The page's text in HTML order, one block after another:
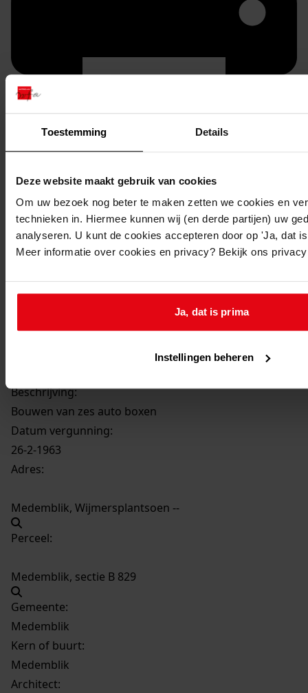
Toestemming Details
Deze website maakt gebruik van cookies
Om uw bezoek nog beter te maken zetten we cookies en
technieken in. Hiermee kunnen wij (en derde partijen) uw
analyseren. U kunt de cookies accepteren door op 'Ja, dat
Meer informatie over cookies en privacy? Bekijk ons
Ja, dat is prima
Instellingen beheren
Printen
duurzaam webadres
Inventaris
1.14. Nummers 651 t/m 700
652Bouwen van zes auto boxen, 26-2-1963
Beschrijving:
Bouwen van zes auto boxen
Datum vergunning:
26-2-1963
Adres:
Medemblik, Wijmersplantsoen --
Perceel:
Medemblik, sectie B 829
Gemeente:
Medemblik
Kern of buurt:
Medemblik
Architect: